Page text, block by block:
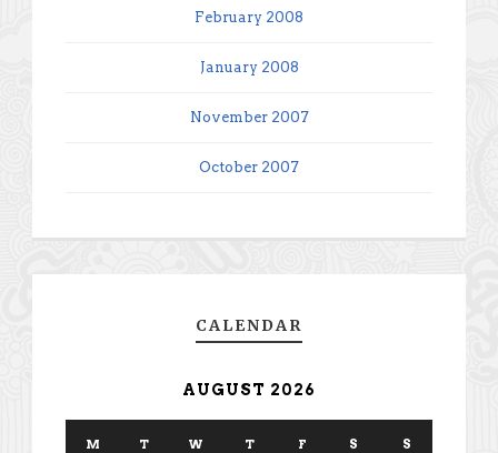
February 2008
January 2008
November 2007
October 2007
CALENDAR
AUGUST 2026
M T W T F S S